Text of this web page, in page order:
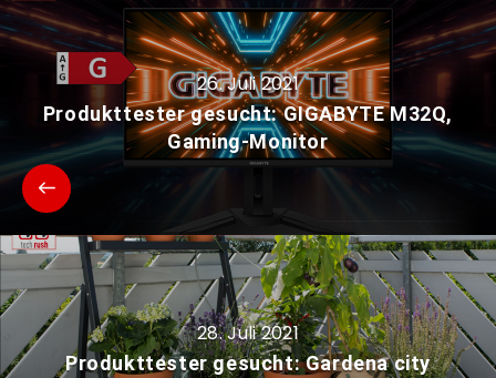
26. Juli 2021
Produkttester gesucht: GIGABYTE M32Q,
Gaming-Monitor
28. Juli 2021
Produkttester gesucht: Gardena city